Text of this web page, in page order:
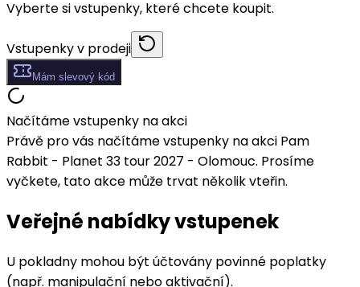
Vyberte si vstupenky, které chcete koupit.
Vstupenky v prodeji
Mám slevový kód
Načítáme vstupenky na akci
Právě pro vás načítáme vstupenky na akci Pam
Rabbit - Planet 33 tour 2027 - Olomouc. Prosíme
vyčkete, tato akce může trvat několik vteřin.
Veřejné nabídky vstupenek
U pokladny mohou být účtovány povinné poplatky
(např. manipulační nebo aktivační).